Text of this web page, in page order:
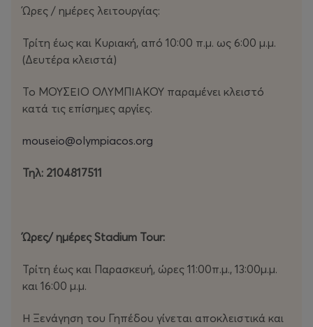
νέο, θρυλικό Μουσείο της ΠΑΕ Ολυμπιακός, θα είναι μία
θα έχουν την ευκαιρία να θυμηθούν και να διδαχθούν
την ιστορία του Ολυμπιακού, αλλά και να
τεχνολογικό εξοπλισμό με τρισδιάστατα ολόγράμματα
και διαδραστικά παιχνίδια για όλες τις ηλικίες!
ΤΙΜΕΣ
Γονέας (Έως 2 Γονείς): 10 €
ΑμεΑ: Δωρεάν
Παιδιά έως 6 ετών: Δωρεάν
Ώρες / ημέρες λειτουργίας:
Τρίτη έως και Κυριακή, από 10:00 π.μ. ως 6:00 μ.μ.
(Δευτέρα κλειστά)
Το ΜΟΥΣΕΙΟ ΟΛΥΜΠΙΑΚΟΥ παραμένει κλειστό
κατά τις επίσημες αργίες.
mouseio@olympiacos.org
Τηλ: 2104817511
Ώρες/ ημέρες Stadium Tour:
Τρίτη έως και Παρασκευή, ώρες 11:00π.μ., 13:00μ.μ.
και 16:00 μ.μ.
Η Ξενάγηση του Γηπέδου γίνεται αποκλειστικά και